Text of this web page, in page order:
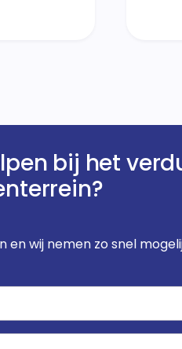
bij het
en wij nemen zo snel